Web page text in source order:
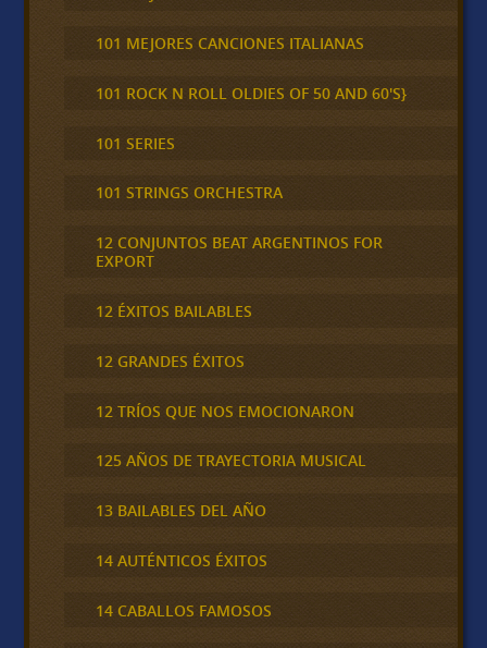
101 MEJORES CANCIONES ITALIANAS
101 ROCK N ROLL OLDIES OF 50 AND 60'S}
101 SERIES
101 STRINGS ORCHESTRA
12 CONJUNTOS BEAT ARGENTINOS FOR
EXPORT
12 ÉXITOS BAILABLES
12 GRANDES ÉXITOS
12 TRÍOS QUE NOS EMOCIONARON
125 AÑOS DE TRAYECTORIA MUSICAL
13 BAILABLES DEL AÑO
14 AUTÉNTICOS ÉXITOS
14 CABALLOS FAMOSOS